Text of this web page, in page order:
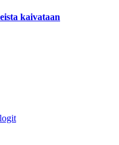
kaivataan